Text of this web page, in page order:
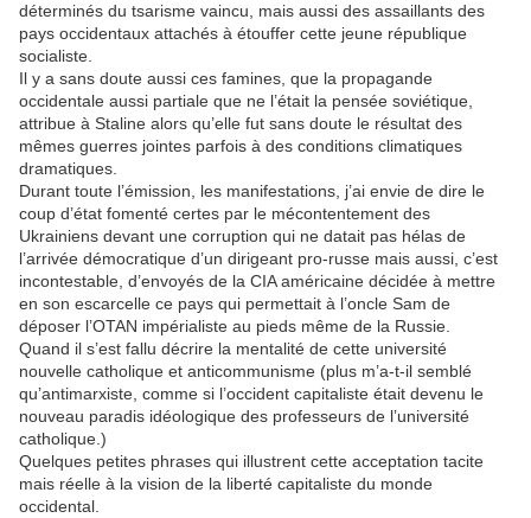
déterminés du tsarisme vaincu, mais aussi des assaillants des
pays occidentaux attachés à étouffer cette jeune république
socialiste.
Il y a sans doute aussi ces famines, que la propagande
occidentale aussi partiale que ne l’était la pensée soviétique,
attribue à Staline alors qu’elle fut sans doute le résultat des
mêmes guerres jointes parfois à des conditions climatiques
dramatiques.
Durant toute l’émission, les manifestations, j’ai envie de dire le
coup d’état fomenté certes par le mécontentement des
Ukrainiens devant une corruption qui ne datait pas hélas de
l’arrivée démocratique d’un dirigeant pro-russe mais aussi, c’est
incontestable, d’envoyés de la CIA américaine décidée à mettre
en son escarcelle ce pays qui permettait à l’oncle Sam de
déposer l’OTAN impérialiste au pieds même de la Russie.
Quand il s’est fallu décrire la mentalité de cette université
nouvelle catholique et anticommunisme (plus m’a-t-il semblé
qu’antimarxiste, comme si l’occident capitaliste était devenu le
nouveau paradis idéologique des professeurs de l’université
catholique.)
Quelques petites phrases qui illustrent cette acceptation tacite
mais réelle à la vision de la liberté capitaliste du monde
occidental.